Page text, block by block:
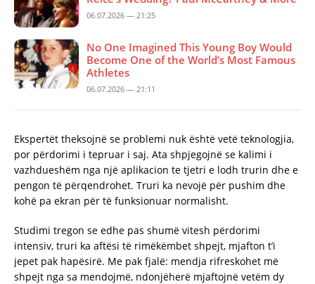
06.07.2026 — 21:25
No One Imagined This Young Boy Would
Become One of the World’s Most Famous
Athletes
06.07.2026 — 21:11
Ekspertët theksojnë se problemi nuk është vetë teknologjia,
por përdorimi i tepruar i saj. Ata shpjegojnë se kalimi i
vazhdueshëm nga një aplikacion te tjetri e lodh trurin dhe e
pengon të përqendrohet. Truri ka nevojë për pushim dhe
kohë pa ekran për të funksionuar normalisht.
Studimi tregon se edhe pas shumë vitesh përdorimi
intensiv, truri ka aftësi të rimëkëmbet shpejt, mjafton t’i
jepet pak hapësirë. Me pak fjalë: mendja rifreskohet më
shpejt nga sa mendojmë, ndonjëherë mjaftojnë vetëm dy